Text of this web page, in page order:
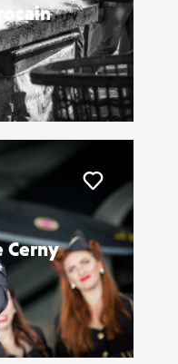
Cerny
Liker